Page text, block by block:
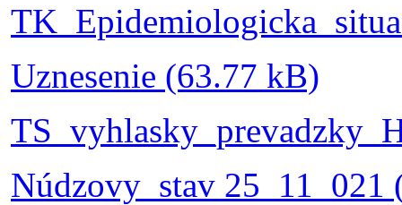
Uznesenie (63.77 kB)
Núdzovy_stav 25_11_021